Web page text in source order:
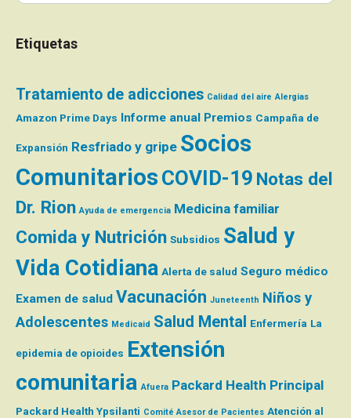
Etiquetas
Tratamiento de adicciones Calidad del aire Alergias
Amazon Prime Days Informe anual Premios Campaña de
Expansión Resfriado y gripe Socios
Comunitarios COVID-19 Notas del
Dr. Rion Ayuda de emergencia Medicina familiar
Comida y Nutrición Subsidios Salud y
Vida Cotidiana Alerta de salud Seguro médico
Examen de salud Vacunación Juneteenth Niños y
Adolescentes Medicaid Salud Mental Enfermería La
epidemia de opioides Extensión
comunitaria Afuera Packard Health Principal
Packard Health Ypsilanti Comité Asesor de Pacientes Atención al